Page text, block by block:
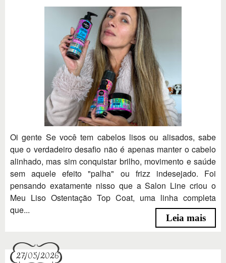
Oi gente Se você tem cabelos lisos ou alisados, sabe
que o verdadeiro desafio não é apenas manter o cabelo
alinhado, mas sim conquistar brilho, movimento e saúde
sem aquele efeito "palha" ou frizz indesejado. Foi
pensando exatamente nisso que a Salon Line criou o
Meu Liso Ostentação Top Coat, uma linha completa
que...
Leia mais
27/05/2026